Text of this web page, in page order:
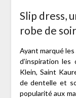
Slip dress,
robe de
Ayant marqué
d’inspiration
Klein, Saint
de dentelle et
popularité aux